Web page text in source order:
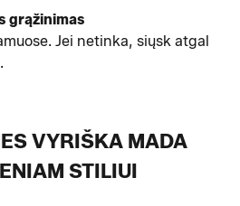
grąžinimas
Jei netinka, siųsk atgal
VYRIŠKA MADA
STILIUI